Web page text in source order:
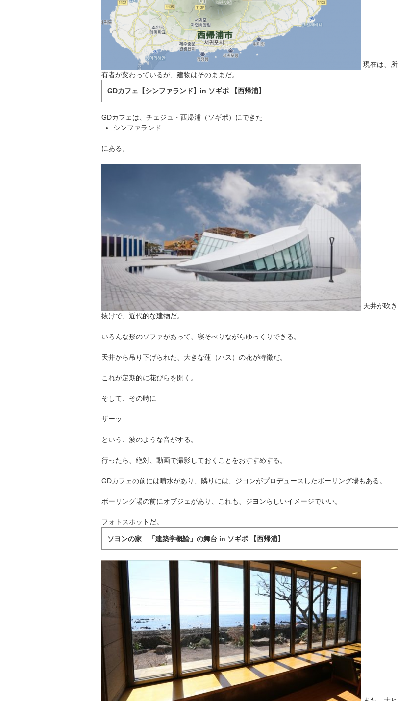
現在は、所
有者が変わっているが、建物はそのままだ。
GDカフェ【シンファランド】in ソギポ 【西帰浦】
GDカフェは、チェジュ・西帰浦（ソギポ）にできた
シンファランド
にある。
天井が吹き
抜けで、近代的な建物だ。
いろんな形のソファがあって、寝そべりながらゆっくりできる。
天井から吊り下げられた、大きな蓮（ハス）の花が特徴だ。
これが定期的に花びらを開く。
そして、その時に
ザーッ
という、波のような音がする。
行ったら、絶対、動画で撮影しておくことをおすすめする。
GDカフェの前には噴水があり、隣りには、ジヨンがプロデュースしたボーリング場もある。
ボーリング場の前にオブジェがあり、これも、ジヨンらしいイメージでいい。
フォトスポットだ。
ソヨンの家 「建築学概論」の舞台 in ソギポ 【西帰浦】